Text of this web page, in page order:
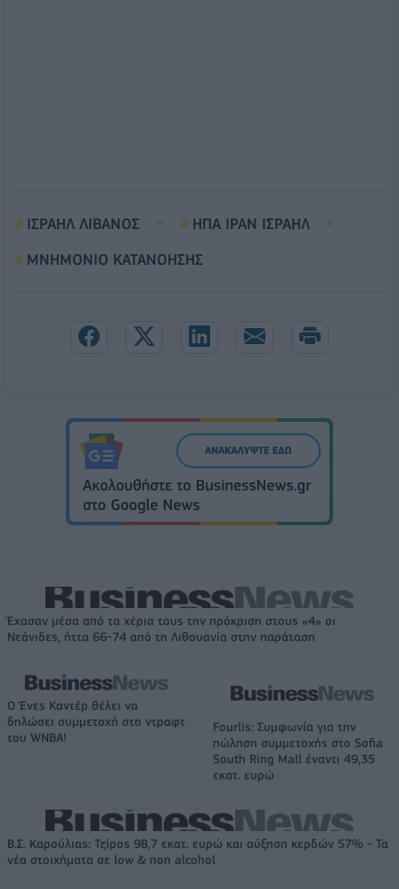
ΙΣΡΑΗΛ ΛΙΒΑΝΟΣ
ΗΠΑ ΙΡΑΝ ΙΣΡΑΗΛ
ΜΝΗΜΟΝΙΟ ΚΑΤΑΝΟΗΣΗΣ
Έχασαν μέσα από τα χέρια τους την πρόκριση στους «4» οι
Νεάνιδες, ήττα 66-74 από τη Λιθουανία στην παράταση
Ο Ένες Καντέρ θέλει να
δηλώσει συμμετοχή στο ντραφτ
του WNBA!
Fourlis: Συμφωνία για την
πώληση συμμετοχής στο Sofia
South Ring Mall έναντι 49,35
εκατ. ευρώ
Β.Σ. Καρούλιας: Τζίρος 98,7 εκατ. ευρώ και αύξηση κερδών 57% - Τα
νέα στοιχήματα σε low & non alcohol